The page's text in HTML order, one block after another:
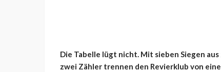
Die Tabelle lügt nicht. Mit sieben Siegen
zwei Zähler trennen den Revierklub von